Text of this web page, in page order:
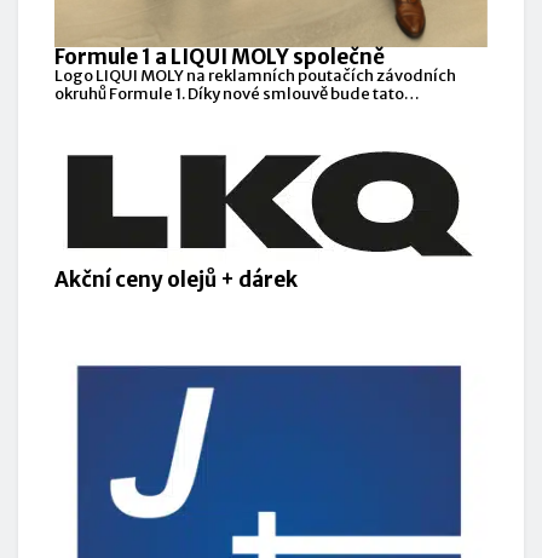
Formule 1 a LIQUI MOLY společně
Logo LIQUI MOLY na reklamních poutačích závodních
okruhů Formule 1. Díky nové smlouvě bude tato
Akční ceny olejů + dárek